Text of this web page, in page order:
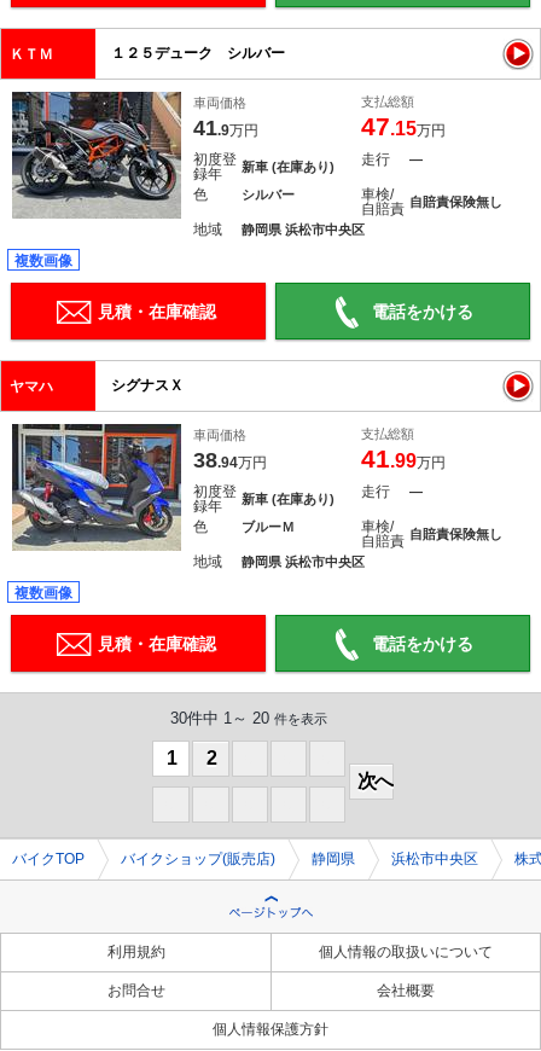
ＫＴＭ １２５デューク シルバー
車両価格
41.9万円
支払総額
47.15万円
初度登
録年
新車 (在庫あり) 走行 ―
色 シルバー
車検/
自賠責 自賠責保険無し
地域 静岡県 浜松市中央区
複数画像
見積・在庫確認 電話をかける
ヤマハ シグナスＸ
車両価格
38.94万円
支払総額
41.99万円
初度登
録年
新車 (在庫あり) 走行 ―
色 ブルーＭ
車検/
自賠責 自賠責保険無し
地域 静岡県 浜松市中央区
複数画像
見積・在庫確認 電話をかける
30件中 1～ 20 件を表示
1 2
次へ
バイクTOP バイクショップ(販売店) 静岡県 浜松市中央区 株
利用規約 個人情報の取扱いについて
お問合せ 会社概要
個人情報保護方針